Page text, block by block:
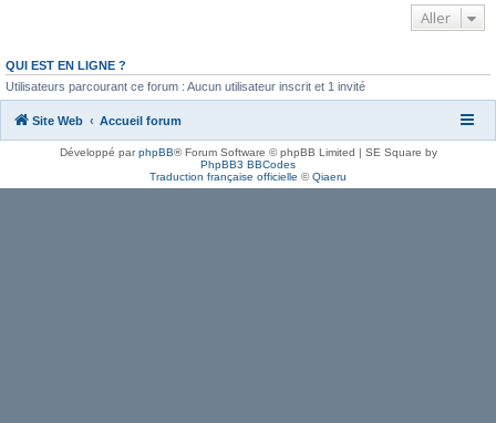
Aller
QUI EST EN LIGNE ?
Utilisateurs parcourant ce forum : Aucun utilisateur inscrit et 1 invité
Site Web Accueil forum
Développé parphpBB® Forum Software © phpBB Limited | SE Square by
PhpBB3 BBCodes
Traduction française officielle ©Qiaeru